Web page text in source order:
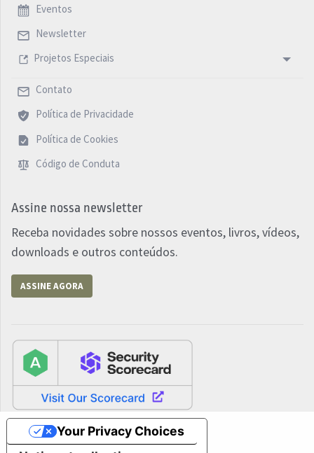
Eventos
Newsletter
Projetos Especiais
Contato
Política de Privacidade
Política de Cookies
Código de Conduta
Assine nossa newsletter
Receba novidades sobre nossos eventos, livros, vídeos,
downloads e outros conteúdos.
ASSINE AGORA
Your Privacy Choices